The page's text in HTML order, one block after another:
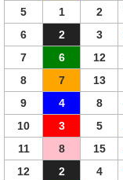
5
1 2
6
2 3
7
6 12
8
7 13
9
4 8
10
3 5
11
8 15
12
2 4